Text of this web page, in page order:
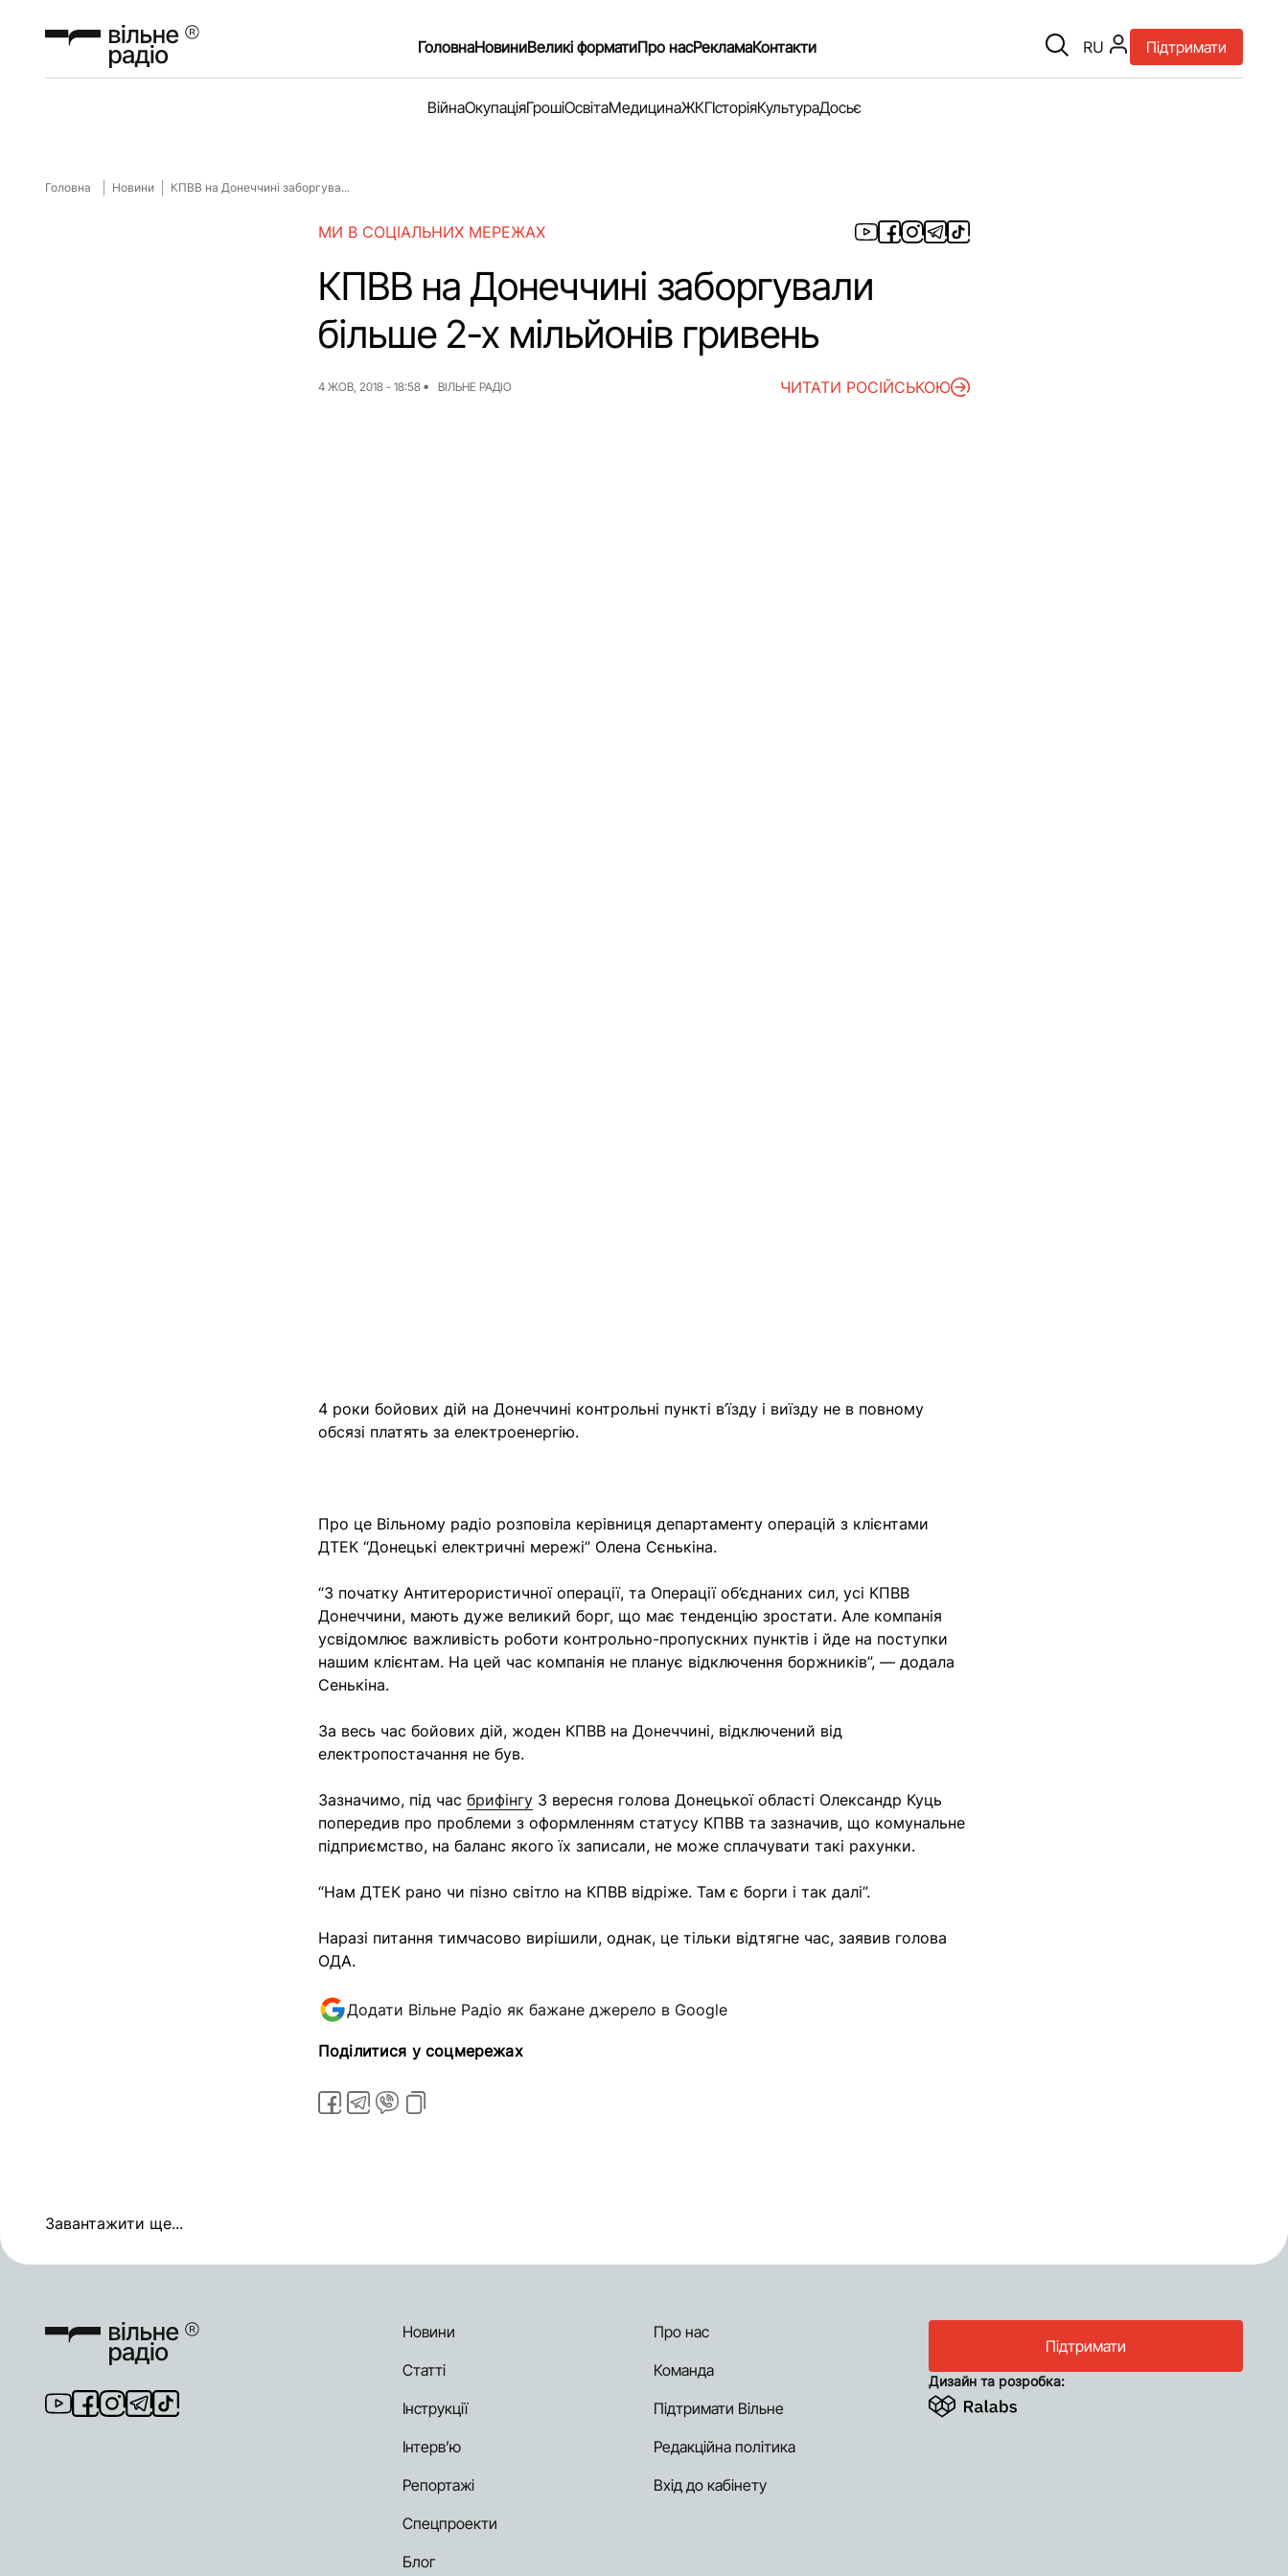
ГоловнаНовиниВеликі форматиПро насРекламаКонтакти RU Підтримати
ВійнаОкупаціяГрошіОсвітаМедицинаЖКГІсторіяКультураДосьє
Головна Новини КПВВ на Донеччині заборгува...
МИ В СОЦІАЛЬНИХ МЕРЕЖАХ
КПВВ на Донеччині заборгували
більше 2-х мільйонів гривень
4 ЖОВ, 2018 - 18:58 ВІЛЬНЕ РАДІО ЧИТАТИ РОСІЙСЬКОЮ
4 роки бойових дій на Донеччині контрольні пункті в’їзду і виїзду не в повному
обсязі платять за електроенергію.
Про це Вільному радіо розповіла керівниця департаменту операцій з клієнтами
ДТЕК “Донецькі електричні мережі” Олена Сєнькіна.
“З початку Антитерористичної операції, та Операції об’єднаних сил, усі КПВВ
Донеччини, мають дуже великий борг, що має тенденцію зростати. Але компанія
усвідомлює важливість роботи контрольно-пропускних пунктів і йде на поступки
нашим клієнтам. На цей час компанія не планує відключення боржників”, — додала
Сенькіна.
За весь час бойових дій, жоден КПВВ на Донеччині, відключений від
електропостачання не був.
Зазначимо, під час брифінгу 3 вересня голова Донецької області Олександр Куць
попередив про проблеми з оформленням статусу КПВВ та зазначив, що комунальне
підприємство, на баланс якого їх записали, не може сплачувати такі рахунки.
“Нам ДТЕК рано чи пізно світло на КПВВ відріже. Там є борги і так далі”.
Наразі питання тимчасово вирішили, однак, це тільки відтягне час, заявив голова
ОДА.
Додати Вільне Радіо як бажане джерело в Google
Поділитися у соцмережах
Завантажити ще...
Новини
Статті
Інструкції
Інтерв’ю
Репортажі
Спецпроекти
Блог
Про нас
Команда
Підтримати Вільне
Редакційна політика
Вхід до кабінету
Підтримати
Дизайн та розробка: